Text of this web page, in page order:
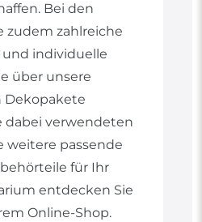
Bei den
zudem zahlreiche
und individuelle
über unsere
Dekopakete
dabei verwendeten
weitere passende
für Ihr
entdecken Sie
Online-Shop.